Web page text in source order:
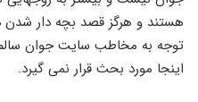
هستند و هرگز قصد بچه دار شدن
توجه به مخاطب سایت جوان
اینجا مورد بحث قرار نمی گیرد.